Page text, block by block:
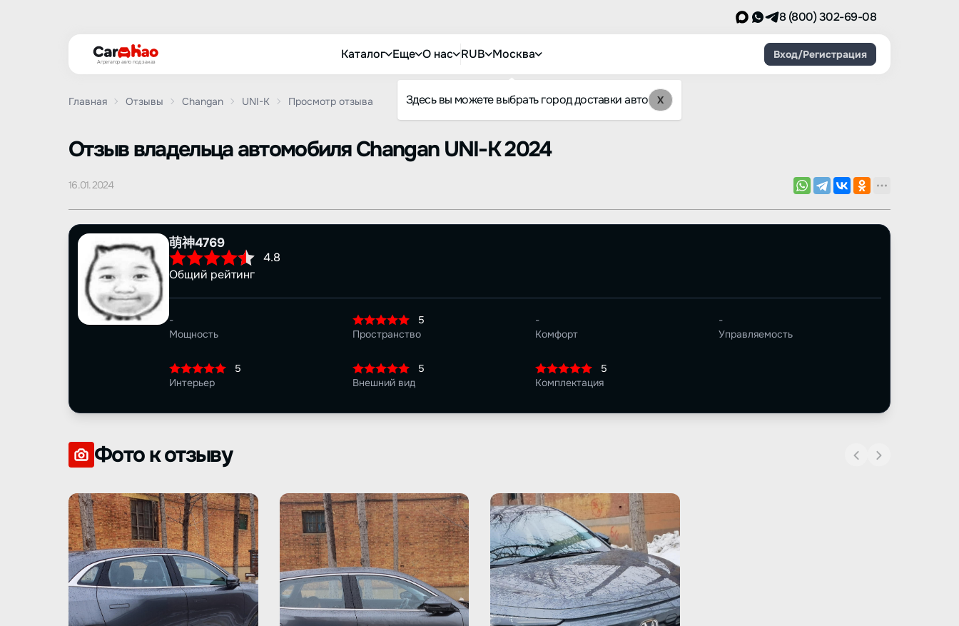
8 (800) 302-69-08
Агрегатор авто под заказ
Каталог Еще О нас RUB Москва
Здесь вы можете выбрать город доставки авто X
Вход/Регистрация
Главная Отзывы Changan UNI-K Просмотр отзыва
Oтзыв владельца автомобиляChangan UNI-K 2024
16.01.2024
萌神4769
4.8
Общий рейтинг
-
Мощность
5
Пространство
-
Комфорт
-
Управляемость
5
Интерьер
5
Внешний вид
5
Комплектация
Фото к отзыву